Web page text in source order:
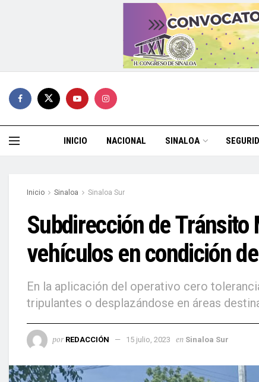
INICIO NACIONAL SINALOA
Inicio Sinaloa Sinaloa Sur
Subdirección de
vehículos en condición
En la aplicación del operativo cero
tripulantes o desplazándose en áreas
por REDACCIÓN 15 julio, 2023 en Sinaloa Sur